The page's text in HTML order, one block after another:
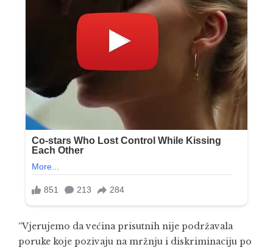
“Vjerujemo da većina prisutnih nije podržavala
poruke koje pozivaju na mržnju i diskriminaciju po